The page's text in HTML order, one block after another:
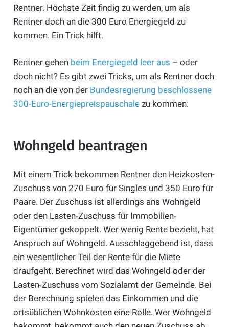
Rentner. Höchste Zeit findig zu werden, um als
Rentner doch an die 300 Euro Energiegeld zu
kommen. Ein Trick hilft.
Rentner gehen beim Energiegeld leer aus – oder
doch nicht? Es gibt zwei Tricks, um als Rentner doch
noch an die von der Bundesregierung beschlossene
300-Euro-Energiepreispauschalezu kommen:
Wohngeld beantragen
Mit einem Trick bekommen Rentner den Heizkosten-
Zuschuss von 270 Euro für Singles und 350 Euro für
Paare. Der Zuschuss ist allerdings ans Wohngeld
oder den Lasten-Zuschuss für Immobilien-
Eigentümer gekoppelt. Wer wenig Rente bezieht, hat
Anspruch auf Wohngeld. Ausschlaggebend ist, dass
ein wesentlicher Teil der Rente für die Miete
draufgeht. Berechnet wird das Wohngeld oder der
Lasten-Zuschuss vom Sozialamt der Gemeinde. Bei
der Berechnung spielen das Einkommen und die
ortsüblichen Wohnkosten eine Rolle. Wer Wohngeld